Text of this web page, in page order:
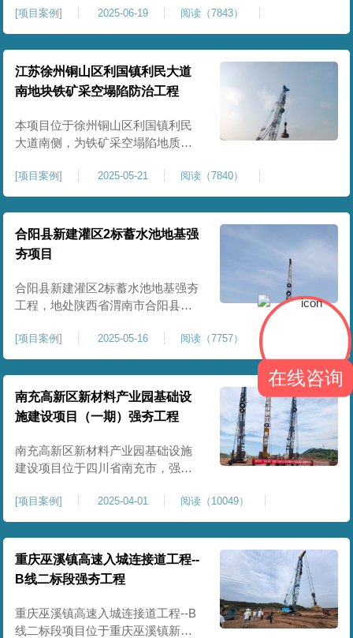
积约 20000 平方米，采用满场强夯
加固方式改善场地工程地质条件，
有效提高地基承载力、控制不均匀
沉降，满足变电站各类构支架、电
气设备及配套设施建设标准。本项
目是嵩县重要电力基础设施，投运
后优化区域电网布局，增强当
[项目案例] 2025-06-19 阅读（7843）
江苏徐州铜山区利国镇利民大道
南地块铁矿采空塌陷防治工程
本项目位于徐州铜山区利国镇利民
大道南侧，为铁矿采空塌陷地质灾
35000㎡。针对区域铁矿开采遗留的
地层松散、裂隙发育、塌陷沉降等
隐患，采用强夯工艺加固场地地
基，消除采空地质风险，提升场地
整体稳定性与承载力，彻底改善地
块建设条件，实现矿区地质灾害治
理与土地安全利用。
[项目案例] 2025-05-21 阅读（7840）
合阳县新建灌区2标蓄水池地基强
夯项目
合阳县新建灌区2标蓄水池地基强夯
工程，地处陕西省渭南市合阳县，
的关键前置工程，主要服务于片区
农业灌溉蓄水配套建设，为后续蓄
水池主体施工筑牢地基基础，保障
灌区水利设施长期稳定运行。本工
程核心施工内容为蓄水池场地地基
强夯加固处理，总强夯施工面积
25000㎡，施工完成后场地上部将新
[项目案例] 2025-05-16 阅读（7757）
南充高新区新材料产业园基础设
施建设项目（一期）强夯工程
南充高新区新材料产业园基础设施
建设项目位于四川省南充市，强夯
软弱土、回填土等复杂地质，采用
强夯地基加固，深层加固地基、提
升承载力、严控工后沉降，为厂
房、道路及配套设施筑牢基础。本
项目施工作业面积大，我司将整个
场地施工区域合理划分为若干个区
段，分区分段施工，投入强夯设备3
[项目案例] 2025-04-01 阅读（10049）
重庆巫溪镇高速入城连接道工程--
B线二标段强夯工程
重庆巫溪镇高速入城连接道工程--B
线二标段项目位于重庆巫溪镇新建
在线咨询